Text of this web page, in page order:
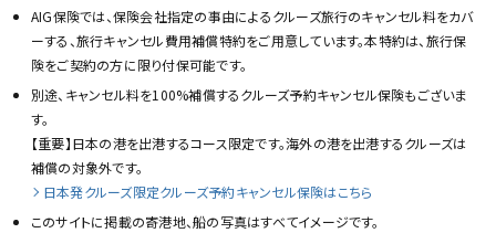
AIG保険では、保険会社指定の事由によるクルーズ旅行のキャンセル料をカバ
ーする、旅行キャンセル費用補償特約をご用意しています。本特約は、旅行保
険をご契約の方に限り付保可能です。
別途、キャンセル料を100%補償するクルーズ予約キャンセル保険もございま
す。
【重要】日本の港を出港するコース限定です。海外の港を出港するクルーズは
補償の対象外です。
日本発クルーズ限定クルーズ予約キャンセル保険はこちら
このサイトに掲載の寄港地、船の写真はすべてイメージです。